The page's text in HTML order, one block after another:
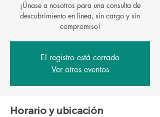
¡Únase a nosotros para una consulta de
descubrimiento en línea, sin cargo y sin
El registro está cerrado
Ver otros eventos
Horario y ubicación